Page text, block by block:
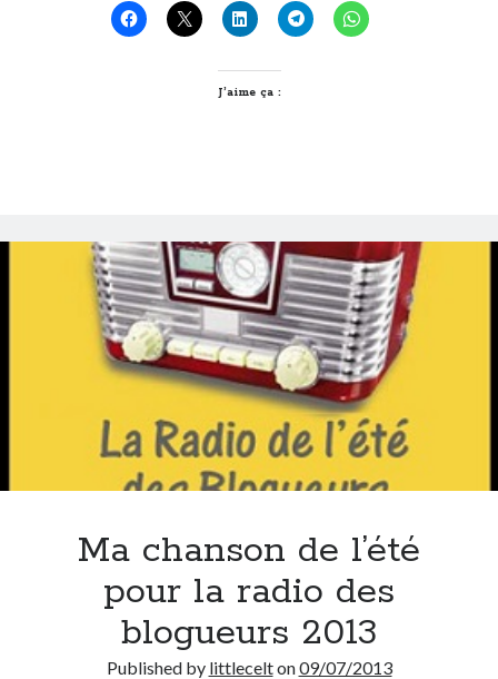
chanson
de
J’aime ça :
Ma chanson de l’été
pour la radio des
blogueurs 2013
Published by littlecelton09/07/2013